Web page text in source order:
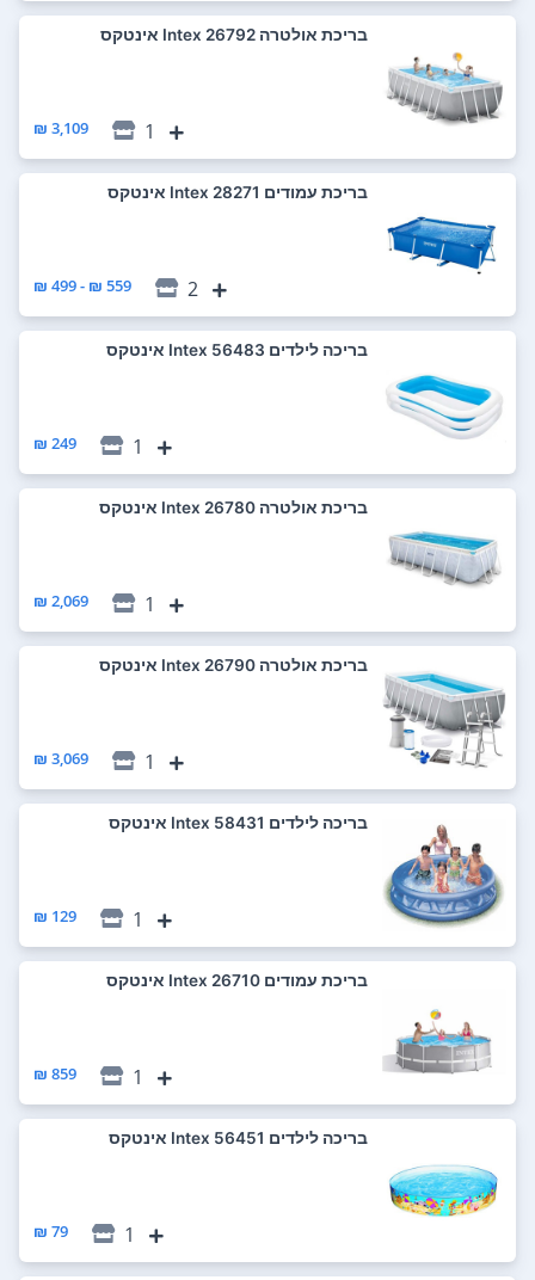
‏בריכת אולטרה 26792 Intex אינטקס
1
3,109 ₪
‏בריכת עמודים 28271 Intex אינטקס
2
559 ₪ - 499 ₪
‏בריכה לילדים 56483 Intex אינטקס
1
249 ₪
‏בריכת אולטרה 26780 Intex אינטקס
1
2,069 ₪
‏בריכת אולטרה 26790 Intex אינטקס
1
3,069 ₪
‏בריכה לילדים 58431 Intex אינטקס
1
129 ₪
‏בריכת עמודים 26710 Intex אינטקס
1
859 ₪
‏בריכה לילדים 56451 Intex אינטקס
1
79 ₪